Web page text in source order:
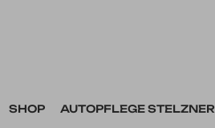
SHOP AUTOPFLEGE STELZNER